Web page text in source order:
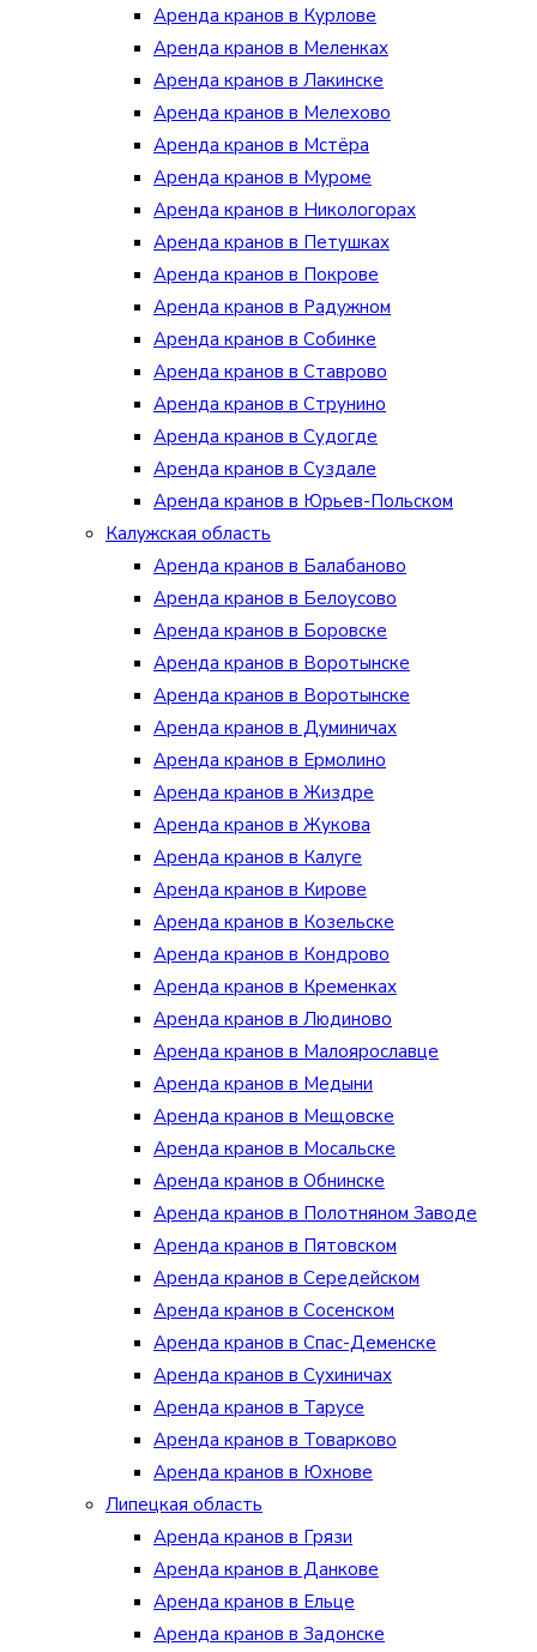
Аренда кранов в Курлове
Аренда кранов в Меленках
Аренда кранов в Лакинске
Аренда кранов в Мелехово
Аренда кранов в Мстёра
Аренда кранов в Муроме
Аренда кранов в Никологорах
Аренда кранов в Петушках
Аренда кранов в Покрове
Аренда кранов в Радужном
Аренда кранов в Собинке
Аренда кранов в Ставрово
Аренда кранов в Струнино
Аренда кранов в Судогде
Аренда кранов в Суздале
Аренда кранов в Юрьев-Польском
Калужская область
Аренда кранов в Балабаново
Аренда кранов в Белоусово
Аренда кранов в Боровске
Аренда кранов в Воротынске
Аренда кранов в Воротынске
Аренда кранов в Думиничах
Аренда кранов в Ермолино
Аренда кранов в Жиздре
Аренда кранов в Жукова
Аренда кранов в Калуге
Аренда кранов в Кирове
Аренда кранов в Козельске
Аренда кранов в Кондрово
Аренда кранов в Кременках
Аренда кранов в Людиново
Аренда кранов в Малоярославце
Аренда кранов в Медыни
Аренда кранов в Мещовске
Аренда кранов в Мосальске
Аренда кранов в Обнинске
Аренда кранов в Полотняном Заводе
Аренда кранов в Пятовском
Аренда кранов в Середейском
Аренда кранов в Сосенском
Аренда кранов в Спас-Деменске
Аренда кранов в Сухиничах
Аренда кранов в Тарусе
Аренда кранов в Товарково
Аренда кранов в Юхнове
Липецкая область
Аренда кранов в Грязи
Аренда кранов в Данкове
Аренда кранов в Ельце
Аренда кранов в Задонске